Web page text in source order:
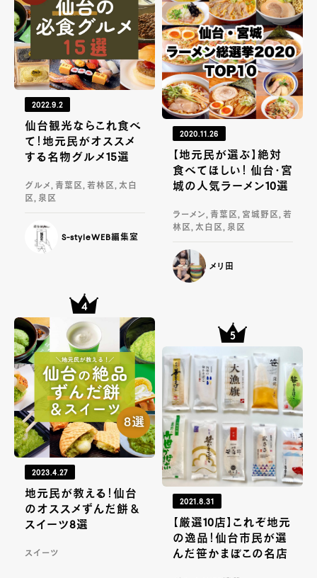
2022.9.2
仙台観光ならこれ食べ
て！地元民がオススメ
する名物グルメ15選
グルメ, 青葉区, 若林区, 太白
区, 泉区
S-styleWEB編集室
2020.11.26
【地元民が選ぶ】絶対
食べてほしい！ 仙台・宮
城の人気ラーメン10選
ラーメン, 青葉区, 宮城野区, 若
林区, 太白区, 泉区
メリ田
2023.4.27
地元民が教える！仙台
のオススメずんだ餅＆
スイーツ8選
スイーツ
2021.8.31
【厳選10店】これぞ地元
の逸品！仙台市民が選
んだ笹かまぼこの名店